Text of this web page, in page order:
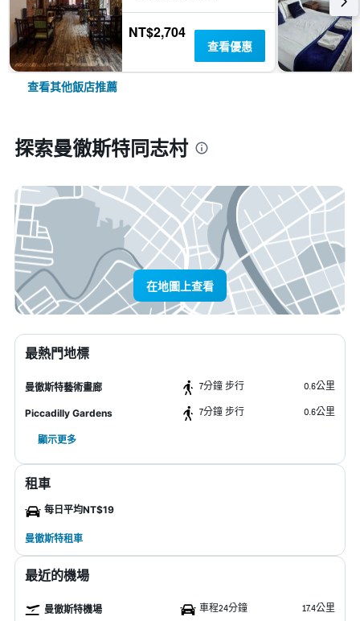
NT$2,704
查看優惠
查看其他飯店推薦
探索曼徹斯特同志村
在地圖上查看
最熱門地標
曼徹斯特藝術畫廊 7分鐘 步行 0.6公里
Piccadilly Gardens 7分鐘 步行 0.6公里
顯示更多
租車
每日平均NT$19
曼徹斯特租車
最近的機場
曼徹斯特機場 車程24分鐘 17.4公里